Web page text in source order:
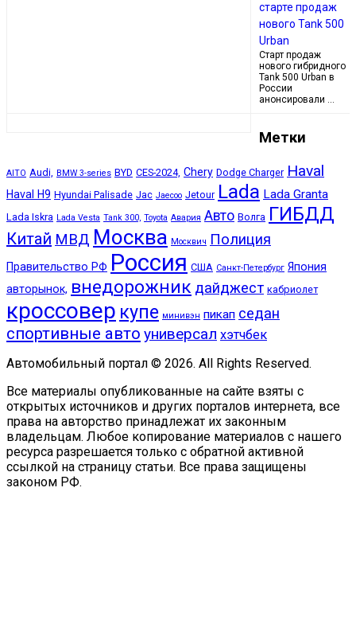
старте продаж
нового Tank 500
Urban
Старт продаж
нового гибридного
Tank 500 Urban в
России
анонсировали …
Метки
AITO Audi, BMW 3-series BYD CES-2024, Chery Dodge Charger Haval
Haval H9 Hyundai Palisade Jac Jaecoo Jetour Lada Lada Granta
Lada Iskra Lada Vesta Tank 300, Toyota Авария Авто Волга ГИБДД
Китай МВД Москва Москвич Полиция
Правительство РФ Россия США Санкт-Петербург Япония
авторынок, внедорожник дайджест кабриолет
кроссовер купе минивэн пикап седан
спортивные авто универсал хэтчбек
Автомобильный портал © 2026. All Rights Reserved.
Все материалы опубликованные на сайте взяты с
открытых источников и других порталов интернета, все
права на авторство принадлежат их законным
владельцам. Любое копирование материалов с нашего
ресурса разрешается только с обратной активной
ссылкой на страницу статьи. Все права защищены
законом РФ.